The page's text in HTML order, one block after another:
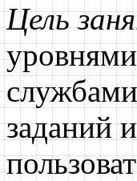
Цель
заданий